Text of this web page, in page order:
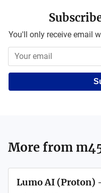
You'll only receive email
More from
Lumo AI (Proton)